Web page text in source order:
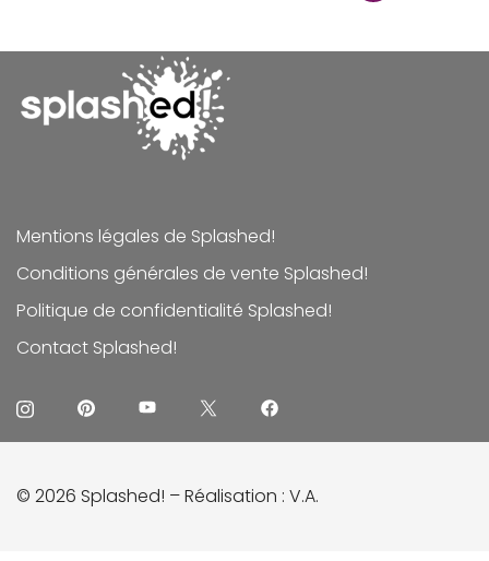
Mentions légales de Splashed!
Conditions générales de vente Splashed!
Politique de confidentialité Splashed!
Contact Splashed!
© 2026 Splashed! – Réalisation : V.A.